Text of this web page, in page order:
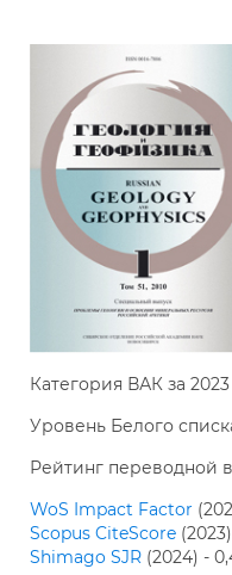
Категория ВАК за 2023
Уровень Белого
Рейтинг переводной
WoS Impact Factor
Scopus CiteScore
Shimago SJR (2024) -